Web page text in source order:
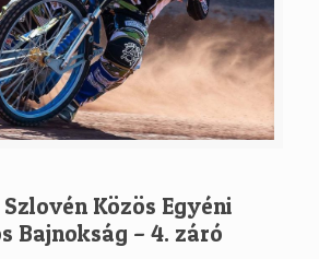
Közös Egyéni
Bajnokság – 4. záró